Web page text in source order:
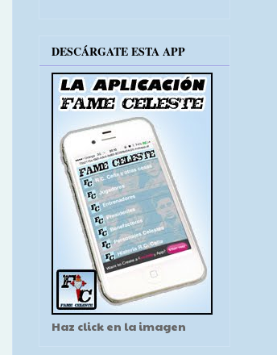
DESCÁRGATE ESTA APP
Haz click en la imagen